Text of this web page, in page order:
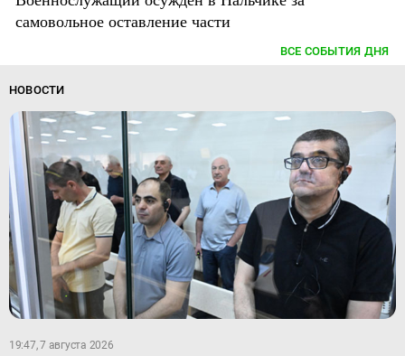
самовольное оставление части
ВСЕ СОБЫТИЯ ДНЯ
НОВОСТИ
19:47, 7 августа 2026